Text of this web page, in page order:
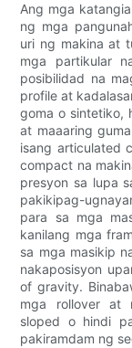
Ang mga
ng mga
uri ng makina at
mga partikular
posibilidad na
profile at
goma o sintetiko,
at maaaring
isang articulated
compact na
presyon sa lupa
pakikipag-
para sa mga
kanilang mga
sa mga masikip
nakaposisyon
of gravity.
mga rollover at
sloped o hindi
pakiramdam ng